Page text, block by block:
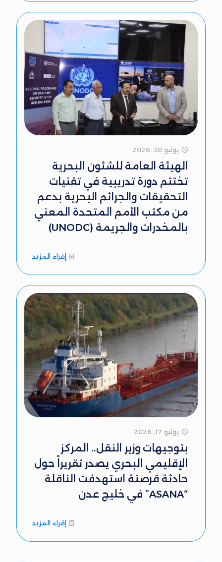
يوليو 30, 2026
الهيئة العامة للشئون البحرية
تختتم دورة تدريبية في تقنيات
التحقيقات والجرائم البحرية بدعم
من مكتب الأمم المتحدة المعني
بالمخدرات والجريمة (UNODC)
إقراء المزيد
يوليو 17, 2026
بتوجيهات وزير النقل.. المركز
الإقليمي البحري يصدر تقريراً حول
حادثة قرصنة استهدفت الناقلة
“ASANA” في خليج عدن
إقراء المزيد